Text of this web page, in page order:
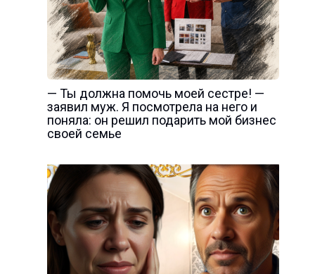
— Ты должна помочь моей сестре! —
заявил муж. Я посмотрела на него и
поняла: он решил подарить мой бизнес
своей семье